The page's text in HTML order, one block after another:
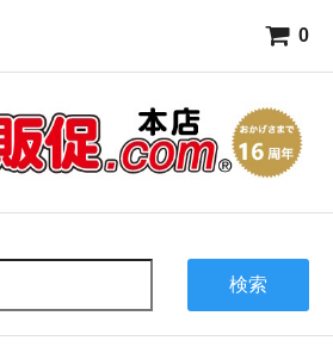
0
検索